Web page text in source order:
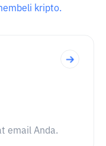
kripto.
email Anda.